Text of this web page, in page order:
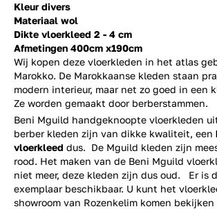
Kleur divers
Materiaal wol
Dikte vloerkleed 2 - 4 cm
Afmetingen 400cm x190cm
Wij kopen deze vloerkleden in het atlas
Marokko. De Marokkaanse kleden staan
modern interieur, maar net zo goed in een
Ze worden gemaakt door berberstammen.
Beni Mguild handgeknoopte vloerkleden
berber kleden zijn van dikke kwaliteit, een
vloerkleed dus. De Mguild kleden zijn
rood. Het maken van de Beni Mguild
niet meer, deze kleden zijn dus oud. Er is
exemplaar beschikbaar. U kunt het
showroom van Rozenkelim komen